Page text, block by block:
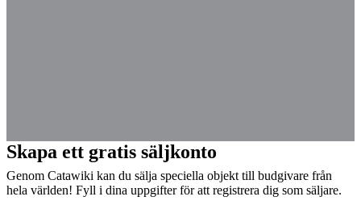
Skapa ett gratis säljkonto
Genom Catawiki kan du sälja speciella objekt till budgivare från
hela världen! Fyll i dina uppgifter för att registrera dig som säljare.